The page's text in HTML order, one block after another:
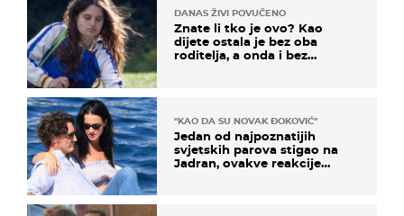
DANAS ŽIVI POVUČENO
Znate li tko je ovo? Kao
dijete ostala je bez oba
roditelja, a onda i bez
"KAO DA SU NOVAK ĐOKOVIĆ"
Jedan od najpoznatijih
svjetskih parova stigao na
Jadran, ovakve reakcije